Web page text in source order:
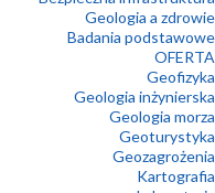
Geologia a zdrowie
Badania podstawowe
OFERTA
Geofizyka
Geologia inżynierska
Geologia morza
Geoturystyka
Geozagrożenia
Kartografia